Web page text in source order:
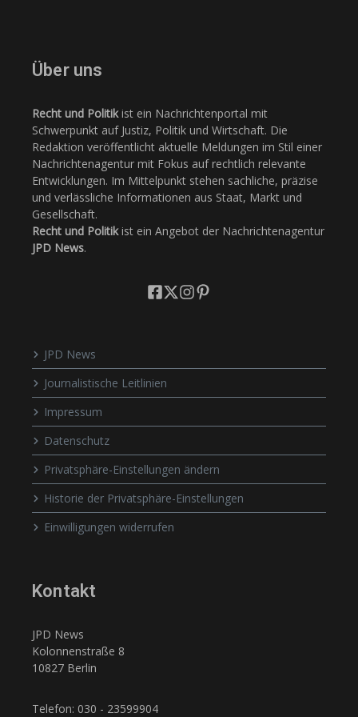
Über uns
Recht und Politikist ein Nachrichtenportal mit
Schwerpunkt auf Justiz, Politik und Wirtschaft. Die
Redaktion veröffentlicht aktuelle Meldungen im Stil einer
Nachrichtenagentur mit Fokus auf rechtlich relevante
Entwicklungen. Im Mittelpunkt stehen sachliche, präzise
und verlässliche Informationen aus Staat, Markt und
Gesellschaft.
Recht und Politikist ein Angebot der Nachrichtenagentur
JPD News.
JPD News
Journalistische Leitlinien
Impressum
Datenschutz
Privatsphäre-Einstellungen ändern
Historie der Privatsphäre-Einstellungen
Einwilligungen widerrufen
Kontakt
JPD News
Kolonnenstraße 8
10827 Berlin
Telefon: 030 - 23599904